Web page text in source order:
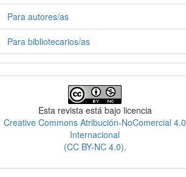
Para autores/as
Para bibliotecarios/as
Esta revista está bajo licencia
Creative Commons Atribución-NoComercial 4.0
Internacional
(CC BY-NC 4.0).